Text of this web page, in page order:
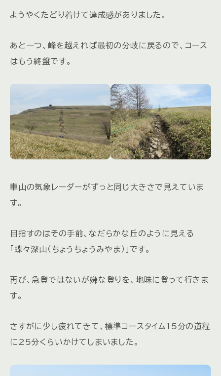
ようやくたどり着けて達成感がありました。
あと一つ、峰を越えれば最初の分岐に戻るので、コース
はもう終盤です。
車山の気象レーダーがずっと同じ大きさで見えていま
す。
目指すのはその手前、なだらかな丘のように見える
「蝶々深山（ちょうちょうみやま）」です。
再び、急登ではないが嫌な登りを、地味に登って行きま
す。
さすがに少し疲れてきて、標準コースタイム15分の道程
に25分くらいかけてしまいました。